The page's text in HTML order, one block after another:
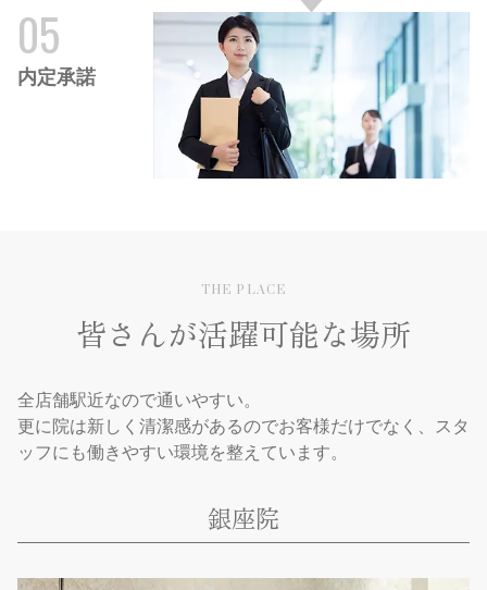
05
内定承諾
THE PLACE
皆さんが活躍可能な場所
全店舗駅近なので通いやすい。
更に院は新しく清潔感があるのでお客様だけでなく、スタ
ッフにも働きやすい環境を整えています。
銀座院